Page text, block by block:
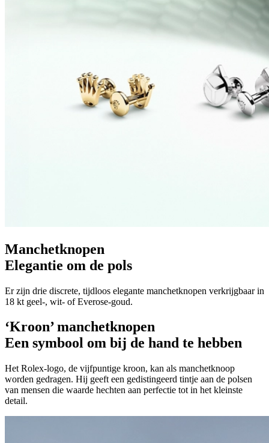
Manchetknopen
Elegantie om de pols
Er zijn drie discrete, tijdloos elegante manchetknopen verkrijgbaar in
18 kt geel-, wit- of Everose-goud.
‘Kroon’ manchetknopen
Een symbool om bij de hand te hebben
Het Rolex-logo, de vijfpuntige kroon, kan als manchetknoop
worden gedragen. Hij geeft een gedistingeerd tintje aan de polsen
van mensen die waarde hechten aan perfectie tot in het kleinste
detail.